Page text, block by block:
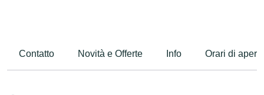
Contatto Novità e Offerte Info Orari di